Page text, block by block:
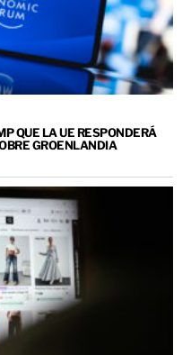
QUE LA UE RESPONDERÁ
GROENLANDIA